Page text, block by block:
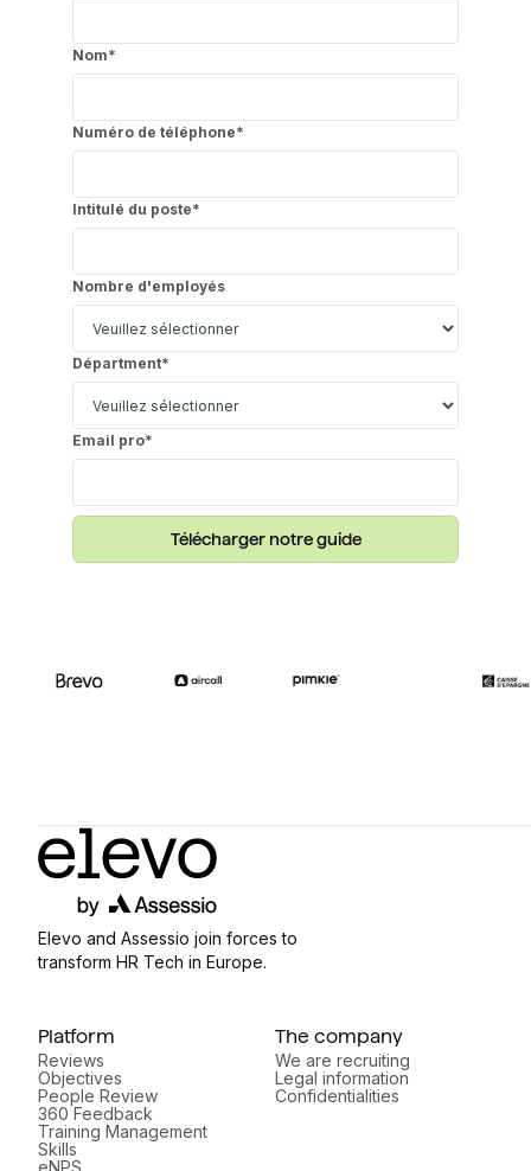
Nom*
Numéro de téléphone*
Intitulé du poste*
Nombre d'employés
Départment*
Email pro*
Elevo and Assessio join forces to
transform HR Tech in Europe.
Platform
Reviews
Objectives
People Review
360 Feedback
Training Management
Skills
The company
We are recruiting
Legal information
Confidentialities